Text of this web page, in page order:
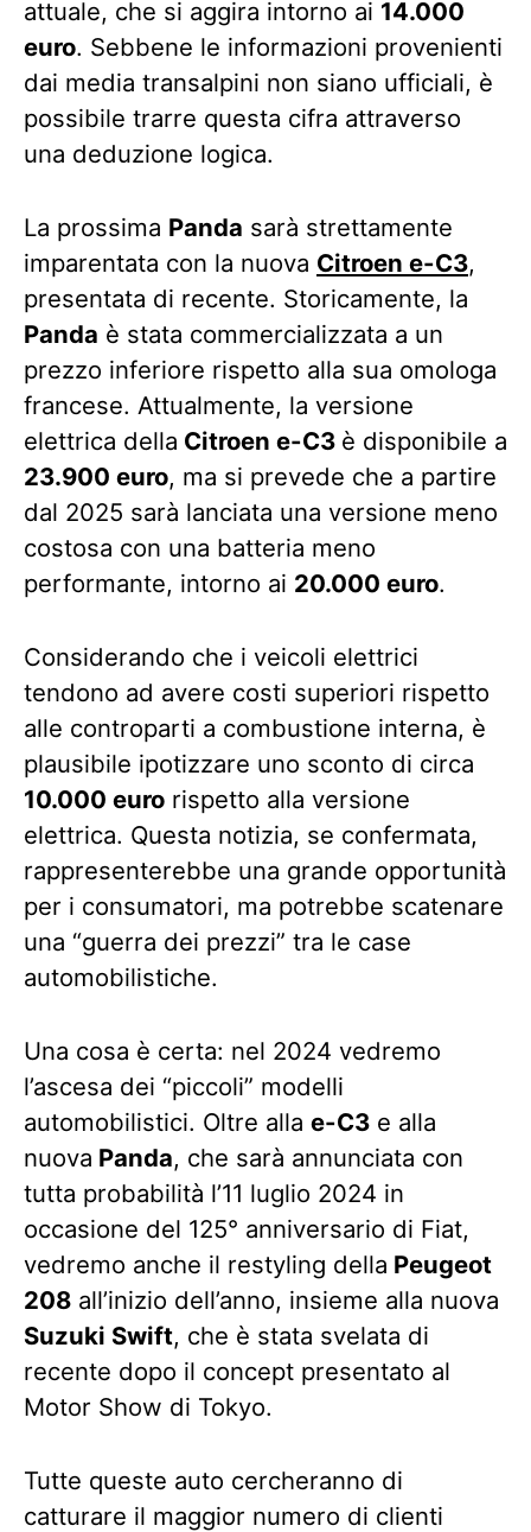
attuale, che si aggira intorno ai 14.000
euro. Sebbene le informazioni provenienti
dai media transalpini non siano ufficiali, è
possibile trarre questa cifra attraverso
una deduzione logica.
La prossima Panda sarà strettamente
imparentata con la nuova Citroen e-C3,
presentata di recente. Storicamente, la
Panda è stata commercializzata a un
prezzo inferiore rispetto alla sua omologa
francese. Attualmente, la versione
elettrica della Citroen e-C3 è disponibile a
23.900 euro, ma si prevede che a partire
dal 2025 sarà lanciata una versione meno
costosa con una batteria meno
performante, intorno ai 20.000 euro.
Considerando che i veicoli elettrici
tendono ad avere costi superiori rispetto
alle controparti a combustione interna, è
plausibile ipotizzare uno sconto di circa
10.000 euro rispetto alla versione
elettrica. Questa notizia, se confermata,
rappresenterebbe una grande opportunità
per i consumatori, ma potrebbe scatenare
una “guerra dei prezzi” tra le case
automobilistiche.
Una cosa è certa: nel 2024 vedremo
l’ascesa dei “piccoli” modelli
automobilistici. Oltre alla e-C3 e alla
nuova Panda, che sarà annunciata con
tutta probabilità l’11 luglio 2024 in
occasione del 125° anniversario di Fiat,
vedremo anche il restyling della Peugeot
208 all’inizio dell’anno, insieme alla nuova
Suzuki Swift, che è stata svelata di
recente dopo il concept presentato al
Motor Show di Tokyo.
Tutte queste auto cercheranno di
catturare il maggior numero di clienti